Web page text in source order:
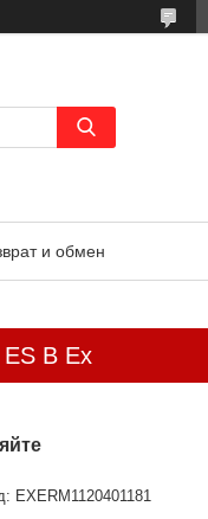
и обмен
B Ex
EXERM1120401181